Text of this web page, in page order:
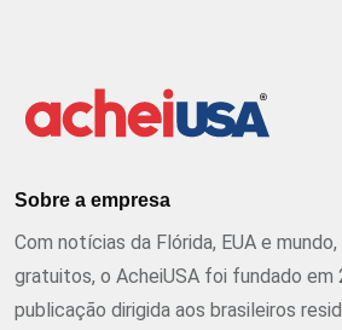
Sobre a empresa
Com notícias da Flórida, EUA e
gratuitos, o AcheiUSA foi fundado em
publicação dirigida aos brasileiros